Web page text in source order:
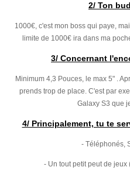
2/ Ton
1000€, c'est mon boss qui paye,
limite de 1000€ ira dans ma
3/ Concernant
Minimum 4,3 Pouces, le max 5" .
prends trop de place. C'est par
Galaxy S3 que
4/ Principalement, tu te
- Téléphonés,
- Un tout petit peut de